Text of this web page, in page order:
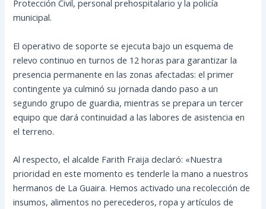
Protección Civil, personal prehospitalario y la policía
municipal.
El operativo de soporte se ejecuta bajo un esquema de
relevo continuo en turnos de 12 horas para garantizar la
presencia permanente en las zonas afectadas: el primer
contingente ya culminó su jornada dando paso a un
segundo grupo de guardia, mientras se prepara un tercer
equipo que dará continuidad a las labores de asistencia en
el terreno.
Al respecto, el alcalde Farith Fraija declaró: «Nuestra
prioridad en este momento es tenderle la mano a nuestros
hermanos de La Guaira. Hemos activado una recolección de
insumos, alimentos no perecederos, ropa y artículos de